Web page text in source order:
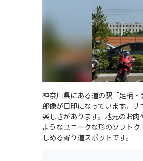
神奈川県にある道の駅「足柄
郎像が目印になっています。
楽しさがあります。地元のお
ようなユニークな形のソフト
しめる寄り道スポットです。